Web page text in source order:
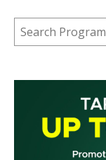
Search